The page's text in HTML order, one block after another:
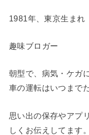
1981年、東京生まれ
趣味ブロガー
朝型で、病気・ケガ
車の運転はいつまで
思い出の保存やアプ
しくお伝えしてます。